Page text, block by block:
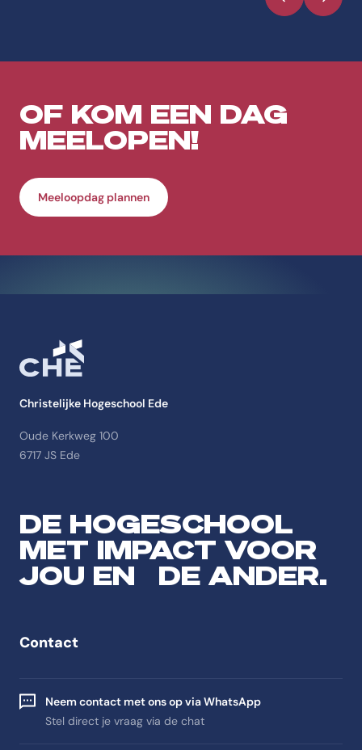
Vorige
OF KOM EEN DAG
MEELOPEN!
Meeloopdag plannen
Christelijke Hogeschool Ede
Oude Kerkweg 100
6717 JS Ede
DE HOGESCHOOL
MET IMPACT VOOR
JOU EN DE ANDER.
Contact
Neem contact met ons op via WhatsApp
Stel direct je vraag via de chat